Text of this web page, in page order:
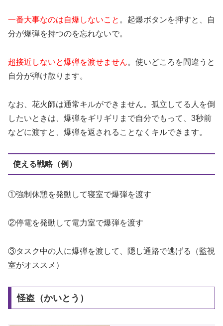
一番大事なのは自爆しないこと 。起爆ボタンを押すと、自
分が爆弾を持つのを忘れないで。
超接近しないと爆弾を渡せません。使いどころを間違うと
自分が弾け散ります。
なお、花火師は通常キルができません。孤立してる人を倒
したいときは、爆弾をギリギリまで自分でもって、3秒前
などに渡すと、爆弾を返されることなくキルできます。
使える戦略（例）
①強制休憩を発動して寝室で爆弾を渡す
②停電を発動して電力室で爆弾を渡す
③タスク中の人に爆弾を渡して、隠し通路で逃げる（監視
室がオススメ）
怪盗（かいとう）